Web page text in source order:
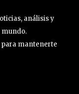
análisis y
mundo.
mantenerte